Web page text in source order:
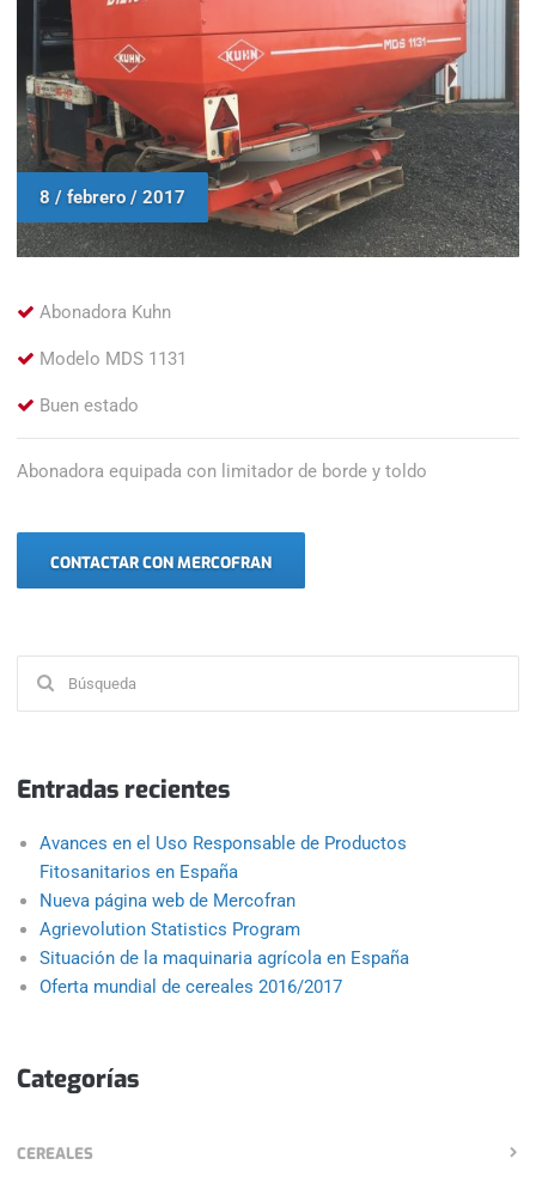
8 / febrero / 2017
Abonadora Kuhn
Modelo MDS 1131
Buen estado
Abonadora equipada con limitador de borde y toldo
CONTACTAR CON MERCOFRAN
Entradas recientes
Avances en el Uso Responsable de Productos
Fitosanitarios en España
Nueva página web de Mercofran
Agrievolution Statistics Program
Situación de la maquinaria agrícola en España
Oferta mundial de cereales 2016/2017
Categorías
CEREALES